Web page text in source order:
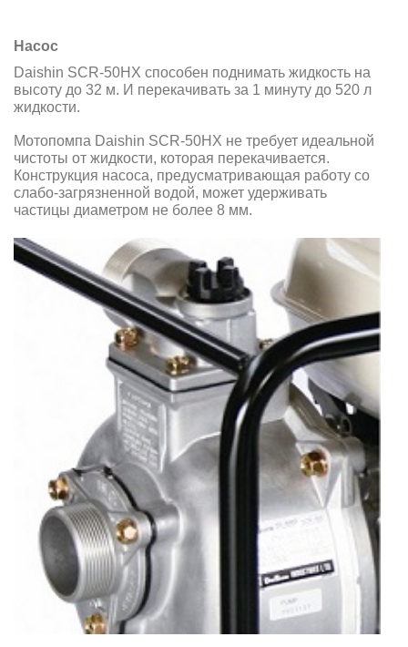
Насос
Daishin SCR-50HX способен поднимать жидкость на
высоту до 32 м. И перекачивать за 1 минуту до 520 л
жидкости.
Мотопомпа Daishin SCR-50HX не требует идеальной
чистоты от жидкости, которая перекачивается.
Конструкция насоса, предусматривающая работу cо
слабо-загрязненной водой, может удерживать
частицы диаметром не более 8 мм.